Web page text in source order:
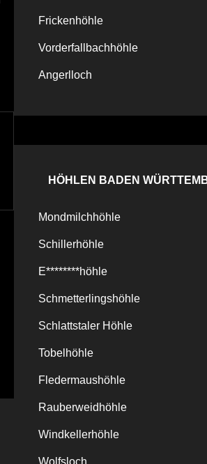
Frickenhöhle
Vorderfallbachhöhle
Angerlloch
HÖHLEN BADEN
Mondmilchhöhle
Schillerhöhle
E********höhle
Schmetterlingshöhle
Schlattstaler Höhle
Tobelhöhle
Fledermaushöhle
Rauberweidhöhle
Windkellerhöhle
Wolfsloch